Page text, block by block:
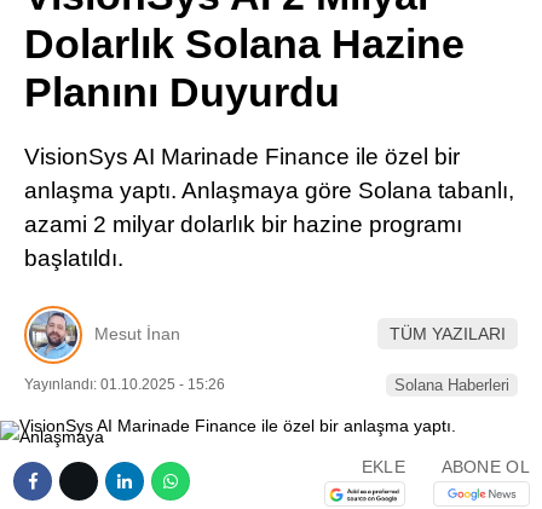
Dolarlık Solana Hazine
Planını Duyurdu
VisionSys AI Marinade Finance ile özel bir
anlaşma yaptı. Anlaşmaya göre Solana tabanlı,
azami 2 milyar dolarlık bir hazine programı
başlatıldı.
Mesut İnan TÜM YAZILARI
Yayınlandı: 01.10.2025 - 15:26 Solana Haberleri
EKLE ABONE OL